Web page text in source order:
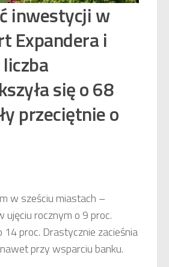
inwestycji w
Expandera i
się o 68
przeciętnie o
w sześciu miastach –
ujęciu rocznym o 9 proc.
proc. Drastycznie zacieśnia
przy wsparciu banku.